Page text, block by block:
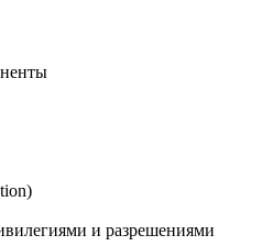
и разрешениями